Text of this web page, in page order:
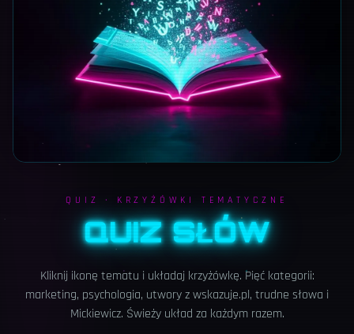
QUIZ · KRZYŻÓWKI TEMATYCZNE
QUIZ SŁÓW
Kliknij ikonę tematu i układaj krzyżówkę. Pięć kategorii:
marketing, psychologia, utwory z wskazuje.pl, trudne słowa i
Mickiewicz. Świeży układ za każdym razem.